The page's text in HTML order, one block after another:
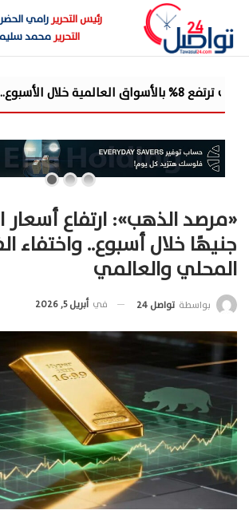
رئيس التحريررامي
التحريرمحمد
جنيهًا خلال أسبوع.. واختفاء
المحلي والعالمي
بواسطة تواصل 24 في أبريل 5, 2026